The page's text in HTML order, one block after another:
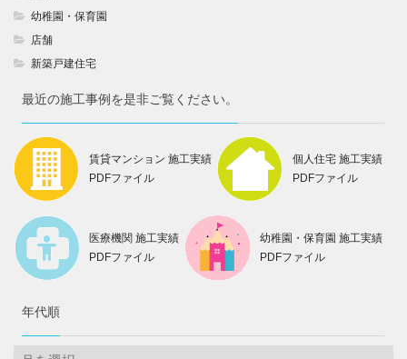
幼稚園・保育園
店舗
新築戸建住宅
最近の施工事例を是非ご覧ください。
賃貸マンション 施工実績
PDFファイル
個人住宅 施工実績
PDFファイル
医療機関 施工実績
PDFファイル
幼稚園・保育園 施工実績
PDFファイル
年代順
年